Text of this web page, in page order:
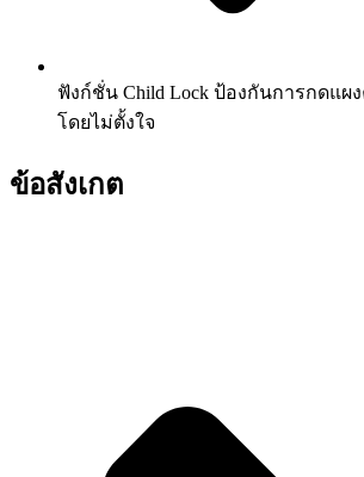
ฟังก์ชั่น Child Lock ป้องกันการกดแผ
โดยไม่ตั้งใจ
ข้อสังเกต